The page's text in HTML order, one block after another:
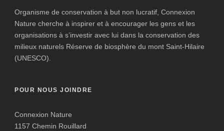
Organisme de conservation à but non lucratif, Connexion
Nature cherche à inspirer et à encourager les gens et les
organisations à s’investir avec lui dans la conservation des
milieux naturels Réserve de biosphère du mont Saint-Hilaire
(UNESCO).
POUR NOUS JOINDRE
Connexion Nature
1157 Chemin Rouillard